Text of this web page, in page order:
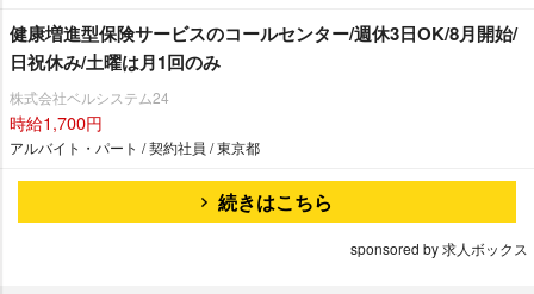
健康増進型保険サービスのコールセンター/週休3日OK/8月開始/
日祝休み/土曜は月1回のみ
株式会社ベルシステム24
時給1,700円
アルバイト・パート / 契約社員 / 東京都
続きはこちら
sponsored by 求人ボックス